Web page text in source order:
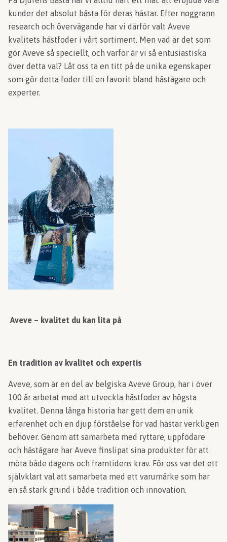
kunder det absolut bästa för deras hästar. Efter noggrann
research och övervägande har vi därför valt Aveve
kvalitets hästfoder i vårt sortiment. Men vad är det som
gör Aveve så speciellt, och varför är vi så entusiastiska
över detta val? Låt oss ta en titt på de unika egenskaper
som gör detta foder till en favorit bland hästägare och
experter.
Aveve – kvalitet du kan lita på
En tradition av kvalitet och expertis
Aveve, som är en del av belgiska Aveve Group, har i över
100 år arbetat med att utveckla hästfoder av högsta
kvalitet. Denna långa historia har gett dem en unik
erfarenhet och en djup förståelse för vad hästar verkligen
behöver. Genom att samarbeta med ryttare, uppfödare
och hästägare har Aveve finslipat sina produkter för att
möta både dagens och framtidens krav. För oss var det ett
självklart val att samarbeta med ett varumärke som har
en så stark grund i både tradition och innovation.